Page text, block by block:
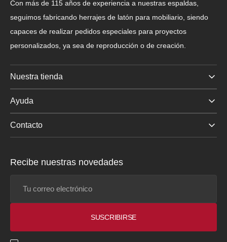
Con más de 115 años de experiencia a nuestras espaldas,
seguimos fabricando herrajes de latón para mobiliario, siendo
capaces de realizar pedidos especiales para proyectos
personalizados, ya sea de reproducción o de creación.
Nuestra tienda
Ayuda
Contacto
Recibe nuestras novedades
SUSCRIBIRSE